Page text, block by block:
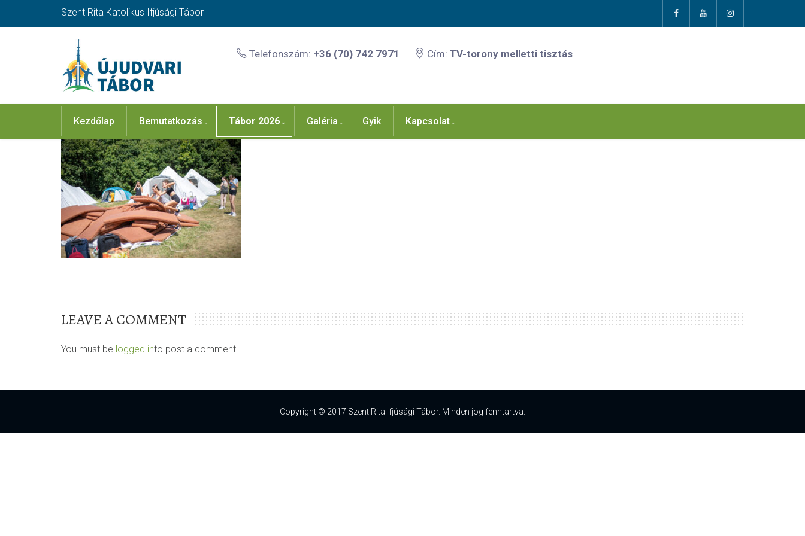
Szent Rita Katolikus Ifjúsági Tábor
Telefonszám: +36 (70) 742 7971 Cím: TV-torony melletti tisztás
Kezdőlap Bemutatkozás Tábor 2026 Galéria Gyik Kapcsolat
LEAVE A COMMENT
You must be logged into post a comment.
Copyright © 2017 Szent Rita Ifjúsági Tábor. Minden jog fenntartva.